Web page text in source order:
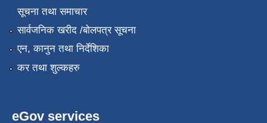
सूचना तथा समाचार
सार्वजनिक खरीद /बोलपत्र सूचना
एन, कानुन तथा निर्देशिका
कर तथा शुल्कहरु
eGov services